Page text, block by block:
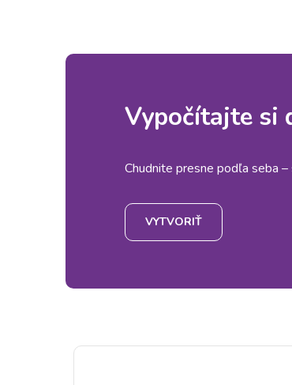
Vypočítajte si
Chudnite presne podľa seba
VYTVORIŤ